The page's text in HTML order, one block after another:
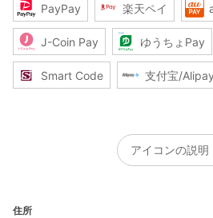
PayPay 楽天ペイ
J-Coin Pay ゆうちょPay
Smart Code 支付宝/
アイコンの説明
住所